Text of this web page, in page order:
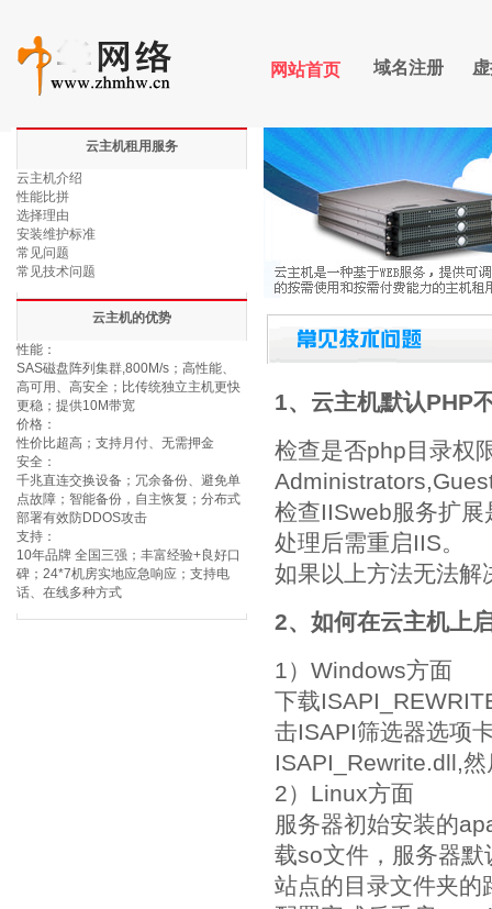
网站首页 域名注册
云主机租用服务
云主机介绍
性能比拼
选择理由
安装维护标准
常见问题
常见技术问题
云主机的优势
性能：
SAS磁盘阵列集群,800M/s；高性能、
高可用、高安全；比传统独立主机更快
更稳；提供10M带宽
价格：
性价比超高；支持月付、无需押金
安全：
千兆直连交换设备；冗余备份、避免单
点故障；智能备份，自主恢复；分布式
部署有效防DDOS攻击
支持：
10年品牌 全国三强；丰富经验+良好口
碑；24*7机房实地应急响应；支持电
话、在线多种方式
1、云主机默认PHP
检查是否php目录权
检查IISweb服务扩
处理后需重启IIS。
如果以上方法无法解
2、如何在云主机上
1）Windows方面
下载
击ISAPI筛选器选项
ISAPI_Rewrite.dll,
2）Linux方面
服务器初始安装的
载so文件，服务器
站点的目录文件夹